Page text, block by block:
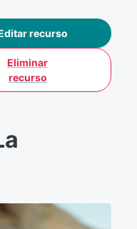
recurso
Eliminar
recurso